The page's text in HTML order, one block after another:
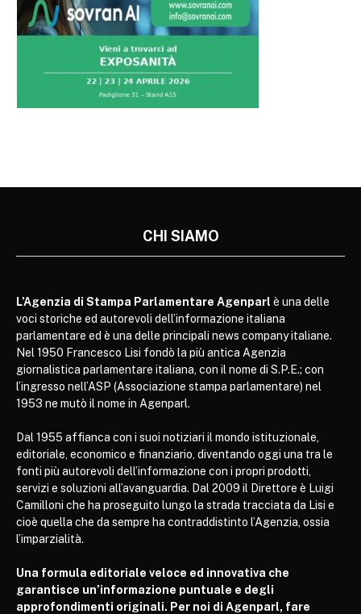
CHI SIAMO
L’Agenzia di Stampa Parlamentare Agenparl è una delle
voci storiche ed autorevoli dell’informazione italiana
parlamentare ed è una delle principali news company italiane.
Nel 1950 Francesco Lisi fondò la più antica Agenzia
giornalistica parlamentare italiana, con il nome di S.P.E.; con
l’ingresso nell’ASP (Associazione stampa parlamentare) nel
1953 ne mutò il nome in Agenparl.
Dal 1955 affianca con i suoi notiziari il mondo istituzionale,
editoriale, economico e finanziario, diventando oggi una tra le
fonti più autorevoli dell’informazione con i propri prodotti,
servizi e soluzioni all’avanguardia. Dal 2009 il Direttore è Luigi
Camilloni che ha proseguito lungo la strada tracciata da Lisi e
cioè quella che da sempre ha contraddistinto l’Agenzia, ossia
l’imparzialità.
Una formula editoriale veloce ed innovativa che
garantisce un’informazione puntuale e degli
approfondimenti originali. Per noi di Agenparl, fare